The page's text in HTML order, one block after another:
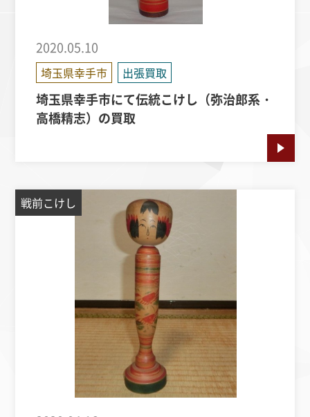
2020.05.10
埼玉県幸手市 出張買取
埼玉県幸手市にて伝統こけし（弥治郎系・
高橋精志）の買取
戦前こけし